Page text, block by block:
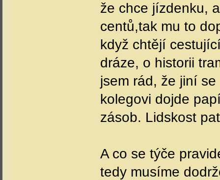
že chce jízdenku,
centů,tak mu to
když chtějí
dráze, o historii
jsem rád, že jiní
kolegovi dojde
zásob. Lidskost
A co se týče
tedy musíme